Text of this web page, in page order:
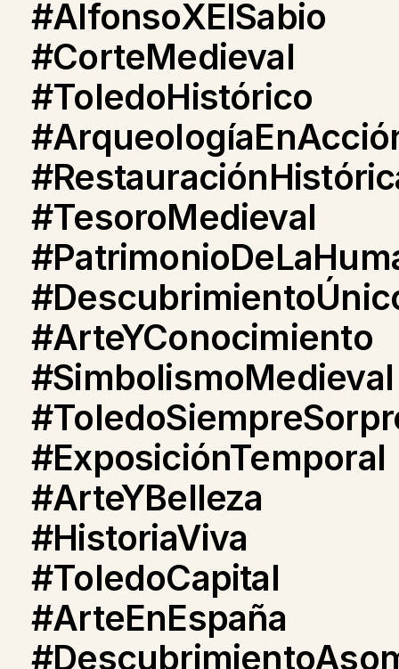
#AlfonsoXElSabio
#CorteMedieval
#ToledoHistórico
#TesoroMedieval
#ArteYConocimiento
#SimbolismoMedieval
#ExposiciónTemporal
#ArteYBelleza
#HistoriaViva
#ToledoCapital
#ArteEnEspaña